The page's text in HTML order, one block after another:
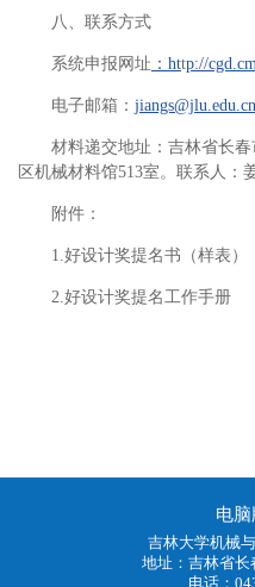
八、联系方式
系统申报网址 ：http://
电子邮箱： jiangs@jlu.edu.cn
材料递交地址：吉林省长
区机械材料馆513室。联系人：
附件：
1.好设计奖提名书（样表）
2.好设计奖提名工作手册
电脑
吉林大学机械
地址：吉林省长